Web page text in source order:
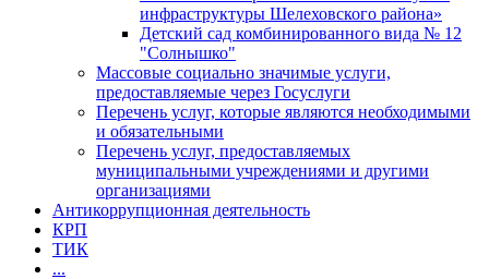
инфраструктуры Шелеховского района»
Детский сад комбинированного вида № 12
"Солнышко"
Массовые социально значимые услуги,
предоставляемые через Госуслуги
Перечень услуг, которые являются необходимыми
и обязательными
Перечень услуг, предоставляемых
муниципальными учреждениями и другими
организациями
Антикоррупционная деятельность
КРП
ТИК
...